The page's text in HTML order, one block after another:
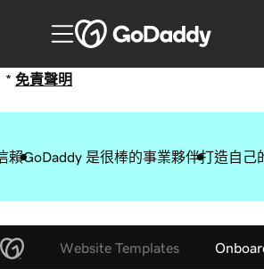
* 免責聲明
賴GoDaddy 是很棒的事業夥伴打造自己
Website Templates